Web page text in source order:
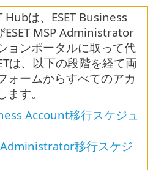
Hubは、ESET Business
MSP Administrator
ョンポータルに取って代
は、以下の段階を経て両
ォームからすべてのアカ
す。
Account移行スケジュ
Administrator移行スケジ